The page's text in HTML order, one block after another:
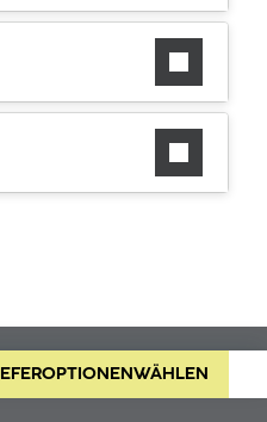
WÄHLEN